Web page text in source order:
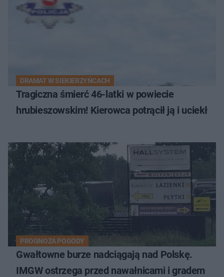
DRAMAT W SIEKIERZYŃCACH
Tragiczna śmierć 46-latki w powiecie
hrubieszowskim! Kierowca potrącił ją i uciekł
PROGNOZA POGODY
Gwałtowne burze nadciągają nad Polskę.
IMGW ostrzega przed nawałnicami i gradem